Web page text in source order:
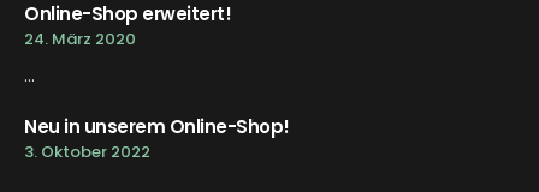
Online-Shop erweitert!
24. März 2020
...
Neu in unserem Online-Shop!
3. Oktober 2022